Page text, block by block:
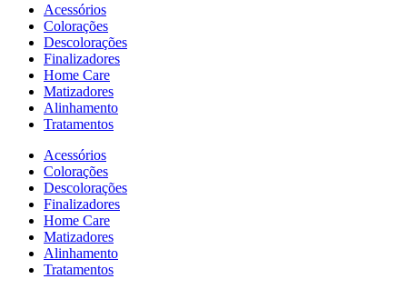
Acessórios
Colorações
Descolorações
Finalizadores
Home Care
Matizadores
Alinhamento
Tratamentos
Acessórios
Colorações
Descolorações
Finalizadores
Home Care
Matizadores
Alinhamento
Tratamentos